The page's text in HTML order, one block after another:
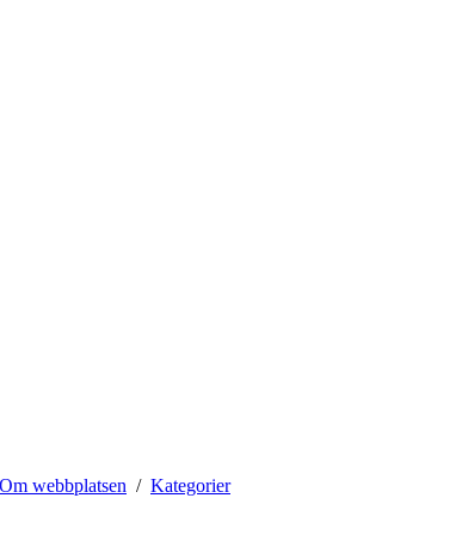
Om webbplatsen Kategorier